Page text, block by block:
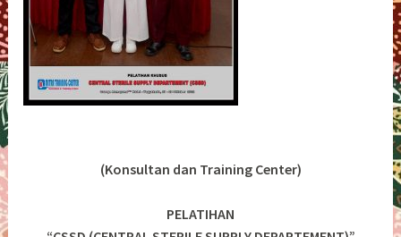
(Konsultan dan Training Center)
PELATIHAN